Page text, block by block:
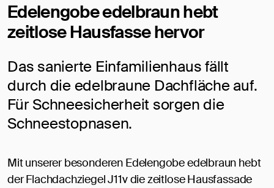
Edelengobe edelbraun hebt
zeitlose Hausfasse hervor
Das sanierte Einfamilienhaus fällt
durch die edelbraune Dachfläche auf.
Für Schneesicherheit sorgen die
Schneestopnasen.
Mit unserer besonderen Edelengobe edelbraun hebt
der Flachdachziegel J11v die zeitlose Hausfassade